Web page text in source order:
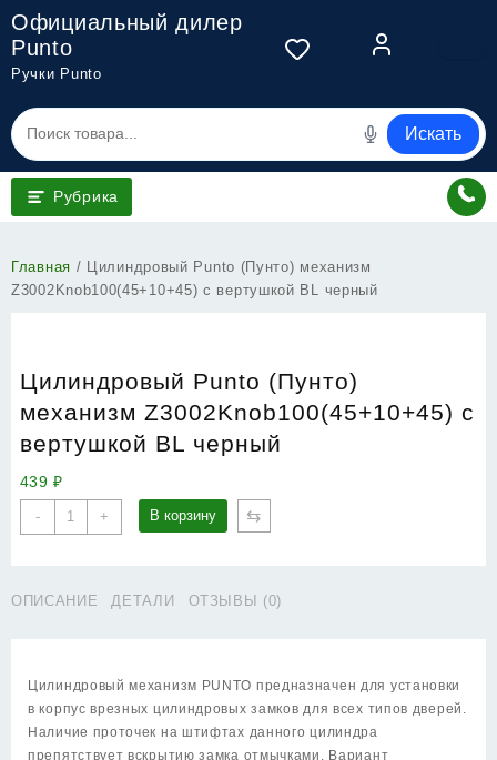
Перейти
содержимому
Официальный дилер
Punto
Ручки Punto
Искать
Рубрика
Главная / Цилиндровый Punto (Пунто) механизм
Z3002Knob100(45+10+45) с вертушкой BL черный
Цилиндровый Punto (Пунто)
механизм Z3002Knob100(45+10+45) с
вертушкой BL черный
439₽
-
Количество
товара
(Пунто)
вертушкой
BL
черный
+ В корзину ⇆
ОПИСАНИЕ ДЕТАЛИ ОТЗЫВЫ (0)
Цилиндровый механизм PUNTO предназначен для установки
в корпус врезных цилиндровых замков для всех типов дверей.
Наличие проточек на штифтах данного цилиндра
препятствует вскрытию замка отмычками. Вариант